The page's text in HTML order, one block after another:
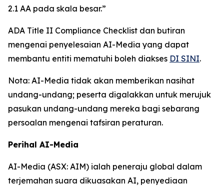
2.1 AA pada skala besar.”
ADA Title II Compliance Checklist dan butiran
mengenai penyelesaian AI-Media yang dapat
membantu entiti mematuhi boleh diakses DI SINI.
Nota: AI-Media tidak akan memberikan nasihat
undang-undang; peserta digalakkan untuk merujuk
pasukan undang-undang mereka bagi sebarang
persoalan mengenai tafsiran peraturan.
Perihal AI-Media
AI-Media (ASX: AIM) ialah peneraju global dalam
terjemahan suara dikuasakan AI, penyediaan